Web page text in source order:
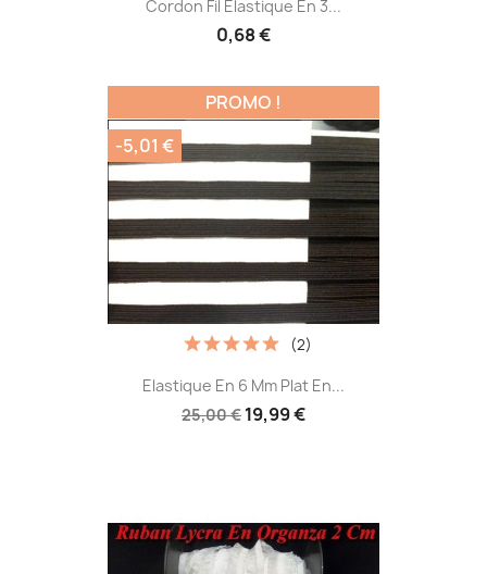
Cordon Fil Elastique En 3...
0,68 €
Elastique En 6 Mm Plat En...
25,00 € 19,99 €
(2)
PROMO !
-5,01 €